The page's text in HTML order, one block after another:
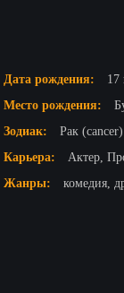
Дата рождения:
17
Место рождения:
Зодиак:
Рак (cancer)
Карьера:
Актер,
Жанры:
комедия,